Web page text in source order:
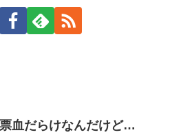
血だらけなんだけど…